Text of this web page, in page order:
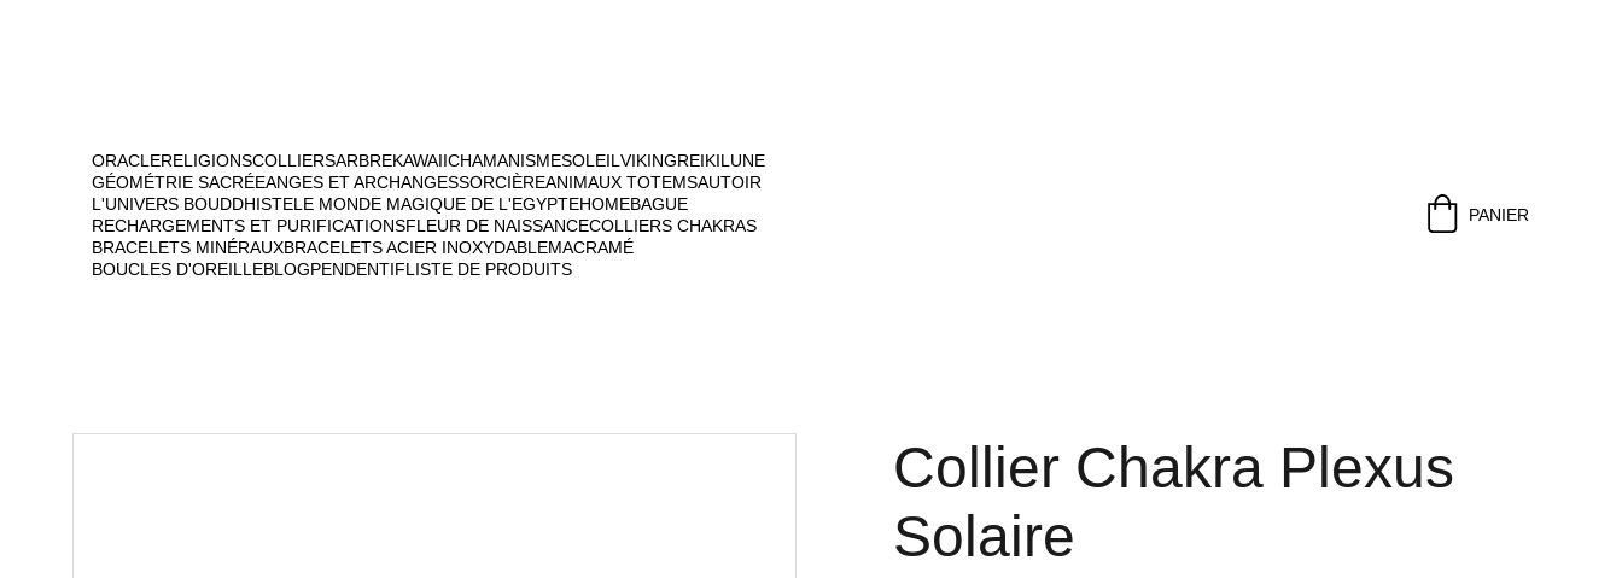
ORACLERELIGIONSCOLLIERSARBREKAWAIICHAMANISMESOLEIL VIKINGREIKILUNE
GÉOMÉTRIE SACRÉEANGES ET ARCHANGESSORCIÈREANIMAUX TOTEMSAUTOIR
L'UNIVERS BOUDDHISTELE MONDE MAGIQUE DE L'EGYPTEHOMEBAGUE
RECHARGEMENTS ET PURIFICATIONSFLEUR DE NAISSANCECOLLIERS CHAKRAS
BRACELETS MINÉRAUXBRACELETS ACIER INOXYDABLEMACRAMÉ
BOUCLES D'OREILLEBLOGPENDENTIFLISTE DE PRODUITS
PANIER
Collier Chakra Plexus
Solaire